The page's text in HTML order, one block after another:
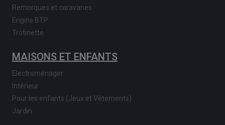
Remorques et caravanes
Engins BTP
Trotinette
MAISONS ET ENFANTS
Electroménager
Intérieur
Pour les enfants (Jeux et Vêtements)
Jardin